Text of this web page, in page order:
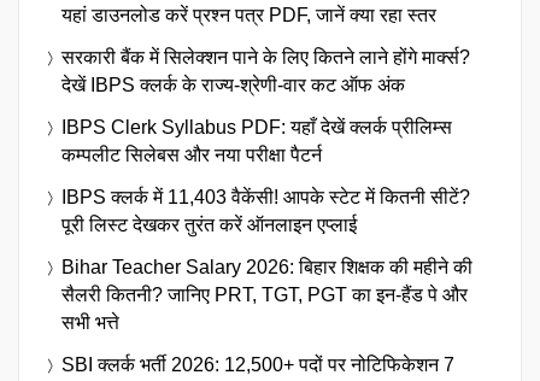
यहां डाउनलोड करें प्रश्न पत्र PDF, जानें क्या रहा स्तर
सरकारी बैंक में सिलेक्शन पाने के लिए कितने लाने होंगे मार्क्स?
देखें IBPS क्लर्क के राज्य-श्रेणी-वार कट ऑफ अंक
IBPS Clerk Syllabus PDF: यहाँ देखें क्लर्क प्रीलिम्स
कम्पलीट सिलेबस और नया परीक्षा पैटर्न
IBPS क्लर्क में 11,403 वैकेंसी! आपके स्टेट में कितनी सीटें?
पूरी लिस्ट देखकर तुरंत करें ऑनलाइन एप्लाई
Bihar Teacher Salary 2026: बिहार शिक्षक की महीने की
सैलरी कितनी? जानिए PRT, TGT, PGT का इन-हैंड पे और
सभी भत्ते
SBI क्लर्क भर्ती 2026: 12,500+ पदों पर नोटिफिकेशन 7